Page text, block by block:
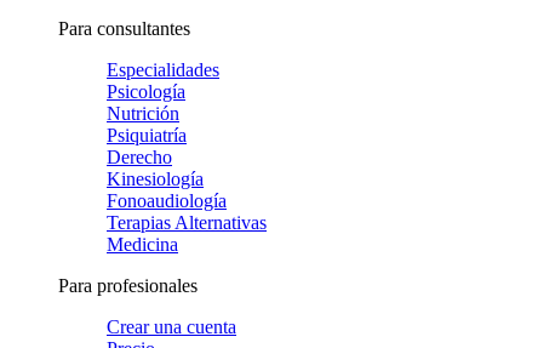
Para consultantes
Especialidades
Psicología
Nutrición
Psiquiatría
Derecho
Kinesiología
Fonoaudiología
Terapias Alternativas
Medicina
Para profesionales
Crear una cuenta